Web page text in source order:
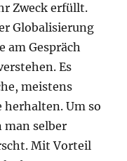
Zweck erfüllt.
Globalisierung
am Gespräch
Es
meistens
herhalten. Um so
man selber
Mit Vorteil